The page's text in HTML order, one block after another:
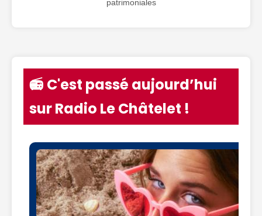
patrimoniales
📻 C'est passé aujourd’hui
sur Radio Le Châtelet !